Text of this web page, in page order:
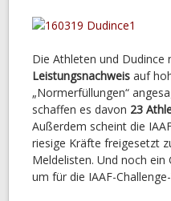
Die Athleten und
Leistungsnachweis auf
„Normerfüllungen“
schaffen es davon 23
Außerdem scheint die
riesige Kräfte freigesetzt
Meldelisten. Und noch ein
um für die IAAF-